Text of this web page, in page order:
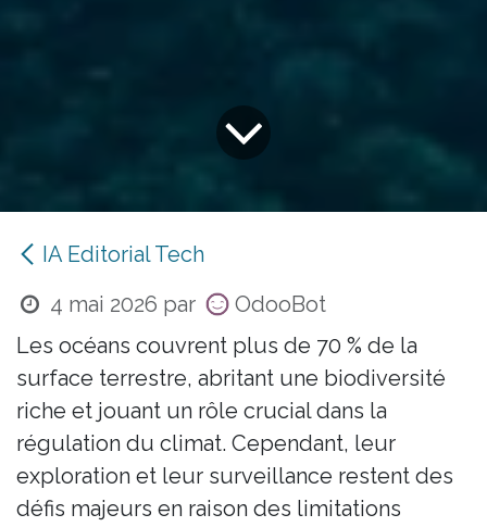
IA Editorial Tech
4 mai 2026 par
OdooBot
Les océans couvrent plus de 70 % de la
surface terrestre, abritant une biodiversité
riche et jouant un rôle crucial dans la
régulation du climat. Cependant, leur
exploration et leur surveillance restent des
défis majeurs en raison des limitations